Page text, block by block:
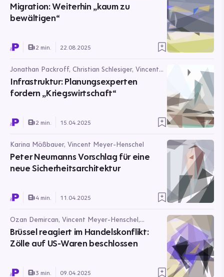
Migration: Weiterhin „kaum zu
bewältigen“
2 min. 22.08.2025
Jonathan Packroff, Christian Schlesiger, Vincent
Meyer-Henschel
Infrastruktur: Planungsexperten
fordern „Kriegswirtschaft“
2 min. 15.04.2025
Karina Mößbauer, Vincent Meyer-Henschel
Peter Neumanns Vorschlag für eine
neue Sicherheitsarchitektur
4 min. 11.04.2025
Ozan Demircan, Vincent Meyer-Henschel,
Jonathan Packroff
Brüssel reagiert im Handelskonflikt:
Zölle auf US-Waren beschlossen
3 min. 09.04.2025